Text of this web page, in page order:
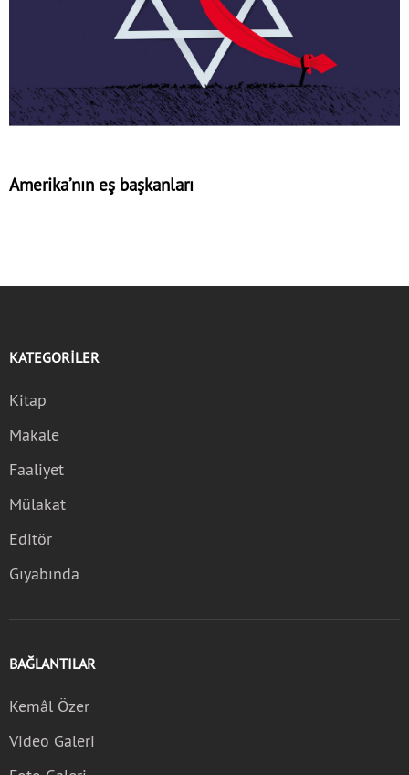
Amerika’nın eş başkanları
KATEGORİLER
Kitap
Makale
Faaliyet
Mülakat
Editör
Gıyabında
BAĞLANTILAR
Kemâl Özer
Video Galeri